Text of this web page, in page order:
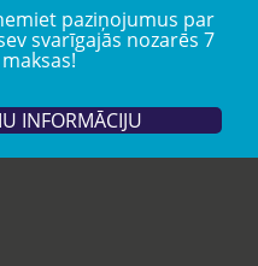
paziņojumus par
svarīgajās nozarēs 7
INFORMĀCIJU